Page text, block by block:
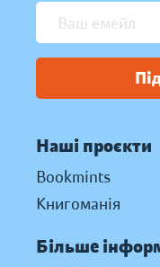
Наші проєкти
Bookmints
Книгоманія
Більше